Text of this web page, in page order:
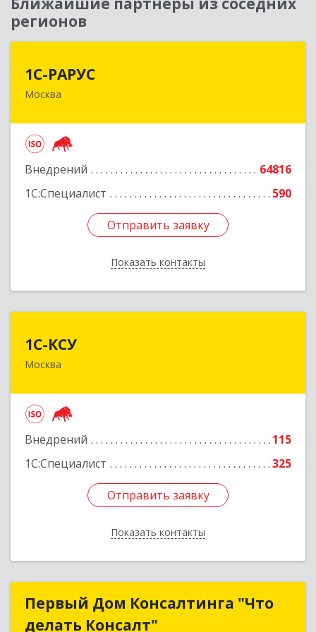
регионов
1С-РАРУС
Москва
Внедрений
64816
1С:Специалист
590
Отправить заявку
Показать контакты
127434, Москва г, Дмитровское ш, дом № 9Б
Отправить заявку
Назад
1С-КСУ
Москва
Внедрений
115
1С:Специалист
325
Отправить заявку
Показать контакты
129090, Москва г, вн.тер.г. муниципальный
Подробнее
Отправить заявку
Назад
Первый Дом Консалтинга "Что
делать Консалт"
Первый Дом Консалтинга "Что